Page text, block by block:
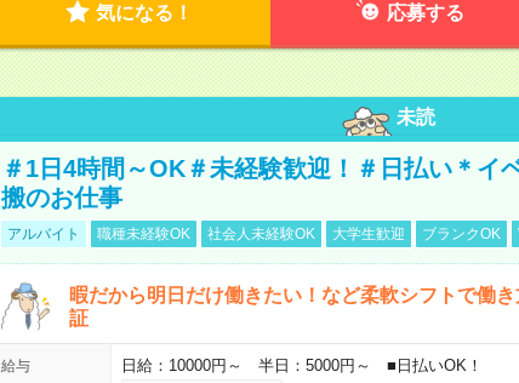
気になる！ 応募する
未読
＃1日4時間～OK＃未経験歓迎！＃日払い＊イ
搬のお仕事
アルバイト 職種未経験OK 社会人未経験OK 大学生歓迎 ブランクOK
暇だから明日だけ働きたい！など柔軟シフトで働
証
給与 日給：10000円～ 半日：5000円～ ■日払いOK！